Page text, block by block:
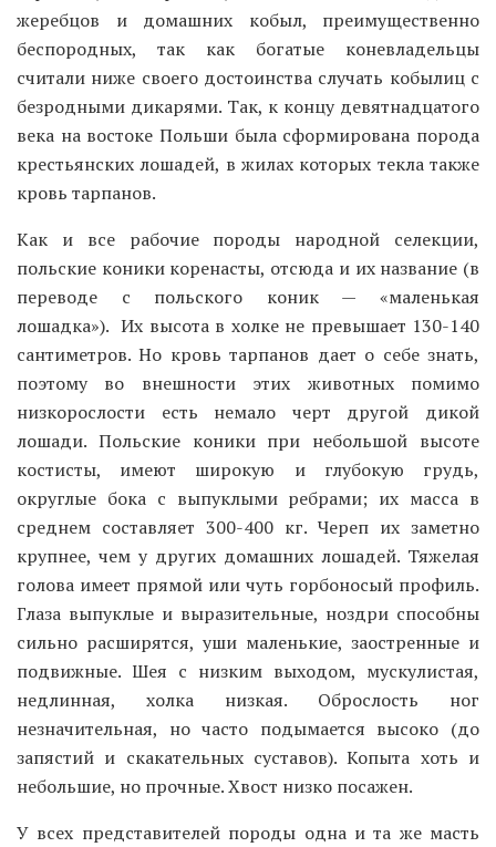
жеребцов и домашних кобыл, преимущественно
беспородных, так как богатые коневладельцы
считали ниже своего достоинства случать кобылиц с
безродными дикарями. Так, к концу девятнадцатого
века на востоке Польши была сформирована порода
крестьянских лошадей, в жилах которых текла также
кровь тарпанов.
Как и все рабочие породы народной селекции,
польские коники коренасты, отсюда и их название (в
переводе с польского коник — «маленькая
лошадка»). Их высота в холке не превышает 130-140
сантиметров. Но кровь тарпанов дает о себе знать,
поэтому во внешности этих животных помимо
низкорослости есть немало черт другой дикой
лошади. Польские коники при небольшой высоте
костисты, имеют широкую и глубокую грудь,
округлые бока с выпуклыми ребрами; их масса в
среднем составляет 300-400 кг. Череп их заметно
крупнее, чем у других домашних лошадей. Тяжелая
голова имеет прямой или чуть горбоносый профиль.
Глаза выпуклые и выразительные, ноздри способны
сильно расширятся, уши маленькие, заостренные и
подвижные. Шея с низким выходом, мускулистая,
недлинная, холка низкая. Оброслость ног
незначительная, но часто подымается высоко (до
запястий и скакательных суставов). Копыта хоть и
небольшие, но прочные. Хвост низко посажен.
У всех представителей породы одна и та же масть